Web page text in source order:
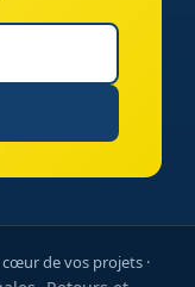
de vos projets ·